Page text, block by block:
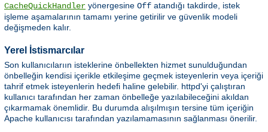
CacheQuickHandler yönergesine Off atandığı takdirde, istek
işleme aşamalarının tamamı yerine getirilir ve güvenlik modeli
değişmeden kalır.
Yerel İstismarcılar
Son kullanıcılarıın isteklerine önbellekten hizmet sunulduğundan
önbelleğin kendisi içerikle etkileşime geçmek isteyenlerin veya içeriği
tahrif etmek isteyenlerin hedefi haline gelebilir. httpd'yi çalıştıran
kullanıcı tarafından her zaman önbelleğe yazılabileceğini akıldan
çıkarmamak önemlidir. Bu durumda alışılmışın tersine tüm içeriğin
Apache kullanıcısı tarafından yazılamamasının sağlanması önerilir.